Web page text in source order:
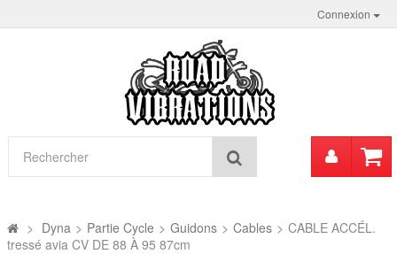
Connexion
Mon
> Dyna > Partie Cycle > Guidons > Cables > CABLE ACCÉL.
tressé avia CV DE 88 À 95 87cm